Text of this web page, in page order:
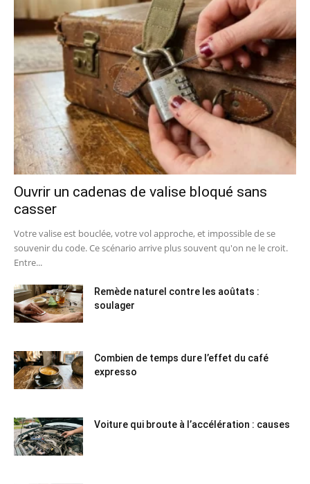
Ouvrir un cadenas de valise bloqué sans
casser
Votre valise est bouclée, votre vol approche, et impossible de se
souvenir du code. Ce scénario arrive plus souvent qu'on ne le croit.
Entre...
Remède naturel contre les aoûtats :
soulager
Combien de temps dure l’effet du café
expresso
Voiture qui broute à l’accélération : causes